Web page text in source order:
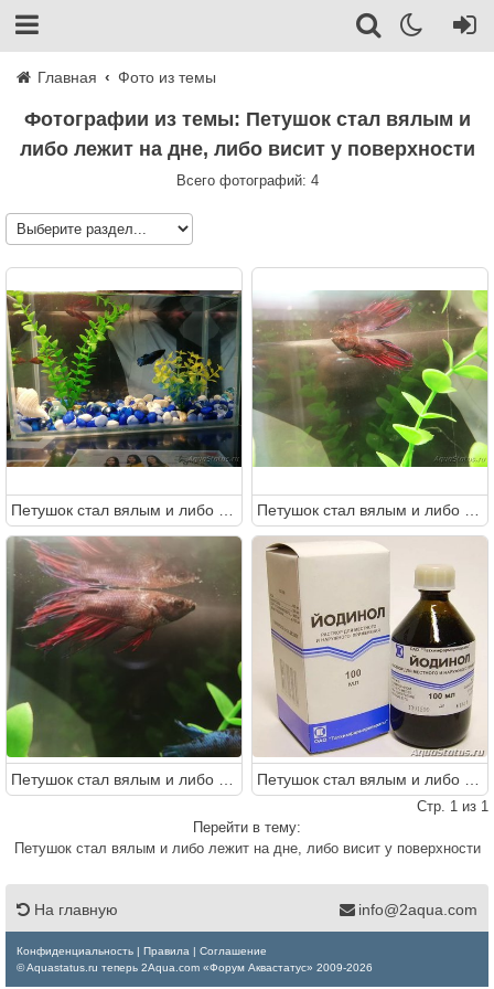
Главная Фото из темы
Фотографии из темы: Петушок стал вялым и
либо лежит на дне, либо висит у поверхности
Всего фотографий: 4
Стр. 1 из 1
Перейти в тему:
Петушок стал вялым и либо лежит на дне, либо висит у поверхности
На главную info@2aqua.com
Конфиденциальность | Правила | Соглашение
© Aquastatus.ru теперь 2Aqua.com «Форум Аквастатус» 2009-2026